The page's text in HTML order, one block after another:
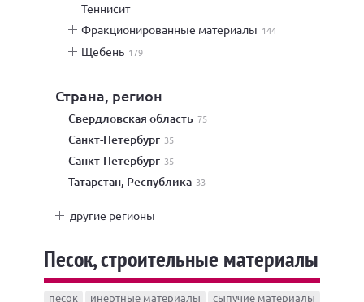
теннисит
фракционированные материалы 144
щебень 179
Страна, регион
Свердловская область 75
Санкт-Петербург 35
Санкт-Петербург 35
Татарстан, Республика 33
другие регионы
Песок, строительные материалы
песок инертные материалы
сыпучие материалы